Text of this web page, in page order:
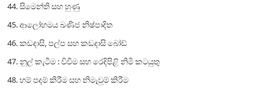
44. සිමෙන්ති සහ හුණු
45. ආලෝහමය ඛණිජ නිෂ්පාදිත
46. කඩදාසි, පල්ප සහ කඩදාසි බෝඩ්
47. නූල් කැටීම : විවීම සහ රෙදිපිළි නිමි කටයුතු
48. හම් පදම් කිරීම සහ නිමැවුම් කිරීම